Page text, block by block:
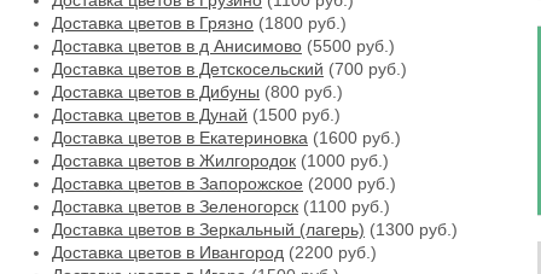
Доставка цветов в Грязно (1800 руб.)
Доставка цветов в д Анисимово (5500 руб.)
Доставка цветов в Детскосельский (700 руб.)
Доставка цветов в Дибуны (800 руб.)
Доставка цветов в Дунай (1500 руб.)
Доставка цветов в Екатериновка (1600 руб.)
Доставка цветов в Жилгородок (1000 руб.)
Доставка цветов в Запорожское (2000 руб.)
Доставка цветов в Зеленогорск (1100 руб.)
Доставка цветов в Зеркальный (лагерь) (1300 руб.)
Доставка цветов в Ивангород (2200 руб.)